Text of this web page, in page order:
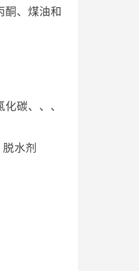
酮、煤油和
碳、、、
水剂